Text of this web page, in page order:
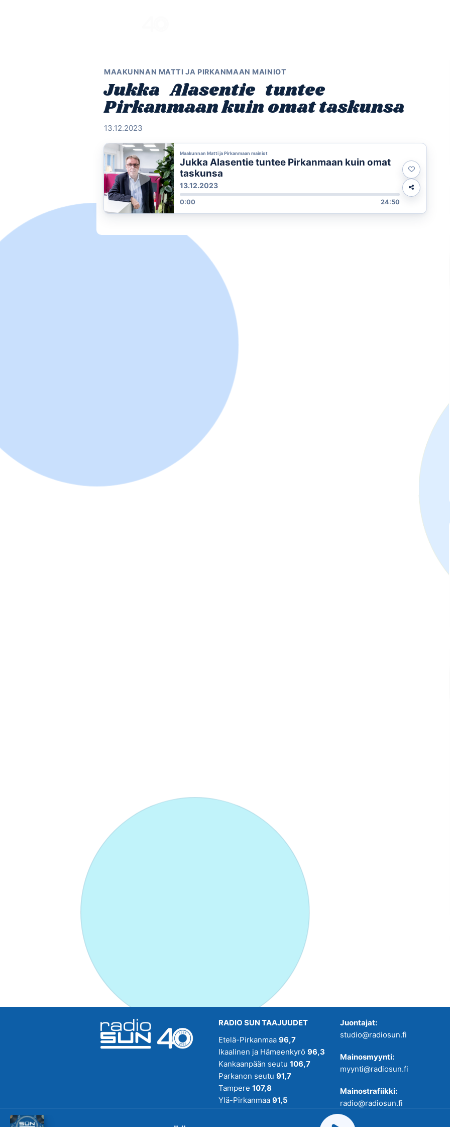
MAAKUNNAN MATTI JA PIRKANMAAN MAINIOT
Jukka Alasentie tuntee
Pirkanmaan kuin omat taskunsa
13.12.2023
Maakunnan Matti ja Pirkanmaan mainiot
Jukka Alasentie tuntee Pirkanmaan kuin omat
taskunsa
13.12.2023
0:00 24:50
RADIO SUN TAAJUUDET
Etelä-Pirkanmaa 96,7
Ikaalinen ja Hämeenkyrö 96,3
Kankaanpään seutu 106,7
Parkanon seutu 91,7
Tampere 107,8
Ylä-Pirkanmaa 91,5
Pirmedioita.
Juontajat:
studio@radiosun.fi
Mainosmyynti:
myynti@radiosun.fi
Mainostrafiikki:
radio@radiosun.fi